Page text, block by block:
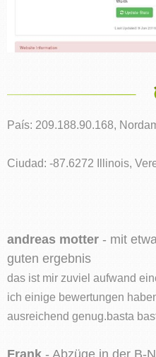
País: 209.188.90.168,
Ciudad: -87.6272 Illinois,
andreas motter - mit
guten ergebnis
das ist mir zuviel aufwand
ich einige bewertungen
ausreichend genug.basta
Frank - Abzüge in der B-